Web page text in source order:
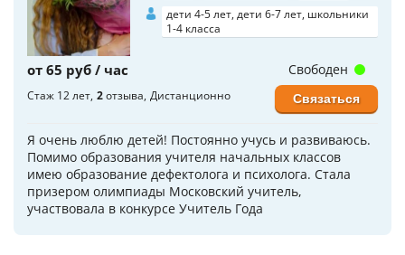
дети 4-5 лет, дети 6-7 лет, школьники
1-4 класса
от 65 руб / час
Стаж 12 лет 2отзыва Дистанционно
Я очень люблю детей! Постоянно учусь и развиваюсь.
Помимо образования учителя начальных классов
имею образование дефектолога и психолога. Стала
призером олимпиады Московский учитель,
участвовала в конкурсе Учитель Года
Свободен
Связаться